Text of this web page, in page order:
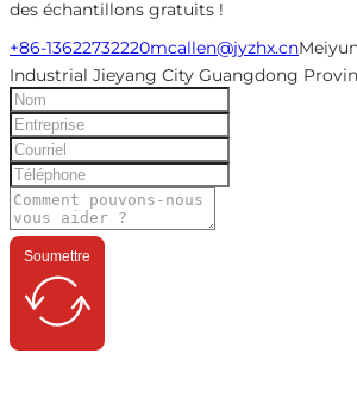
des échantillons gratuits !
+86-13622732220mcallen@jyzhx.cn
Industrial Jieyang City Guangdong
Soumettre